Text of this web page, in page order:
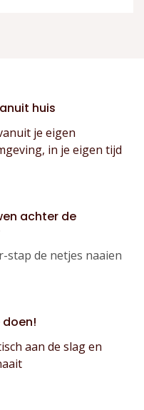
huis
je eigen
in je eigen tijd
achter de
stap de netjes naaien
doen!
aan de slag en